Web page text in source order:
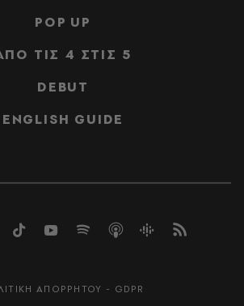
POP UP
ΤΙΣ 4 ΣΤΙΣ 5
DEBUT
ENGLISH GUIDE
ΑΠΟΡΡΗΤΟΥ - GDPR